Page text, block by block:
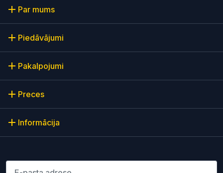
Par mums
Piedāvājumi
Pakalpojumi
Preces
Informācija
Lūdzu ievadiet e-pasta adresi